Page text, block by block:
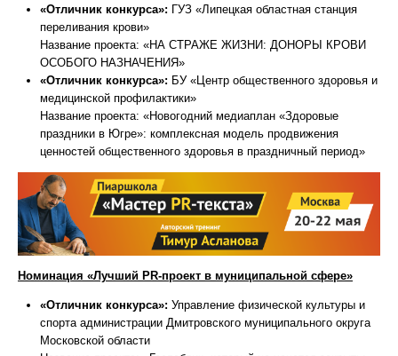
«Отличник конкурса»: ГУЗ «Липецкая областная станция
переливания крови»
Название проекта: «НА СТРАЖЕ ЖИЗНИ: ДОНОРЫ КРОВИ
ОСОБОГО НАЗНАЧЕНИЯ»
«Отличник конкурса»: БУ «Центр общественного здоровья и
медицинской профилактики»
Название проекта: «Новогодний медиаплан «Здоровые
праздники в Югре»: комплексная модель продвижения
ценностей общественного здоровья в праздничный период»
Номинация «Лучший PR-проект в муниципальной сфере»
«Отличник конкурса»: Управление физической культуры и
спорта администрации Дмитровского муниципального округа
Московской области